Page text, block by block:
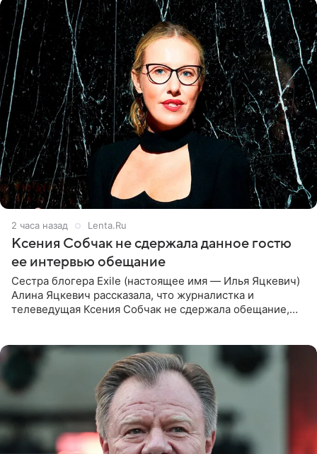
2 часа назад Lenta.Ru
Ксения Собчак не сдержала данное гостю
ее интервью обещание
Сестра блогера Exile (настоящее имя — Илья Яцкевич)
Алина Яцкевич рассказала, что журналистка и
телеведущая Ксения Собчак не сдержала обещание,